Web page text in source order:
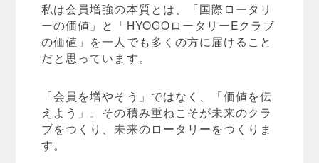
私は会員増強の本質とは、「国際ロータリ
ーの価値」と「HYOGOロータリーEクラブ
の価値」を一人でも多くの方に届けること
だと思っています。
「会員を増やそう」ではなく、「価値を伝
えよう」。その積み重ねこそが未来のクラ
ブをつくり、未来のロータリーをつくりま
す。